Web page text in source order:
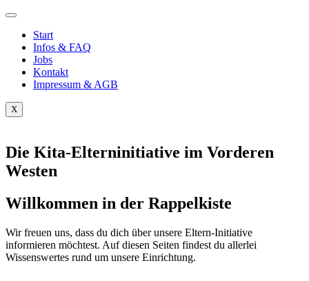
Start
Infos & FAQ
Jobs
Kontakt
Impressum & AGB
X
Die Kita-Elterninitiative im Vorderen
Westen
Willkommen in der Rappelkiste
Wir freuen uns, dass du dich über unsere Eltern-Initiative
informieren möchtest. Auf diesen Seiten findest du allerlei
Wissenswertes rund um unsere Einrichtung.